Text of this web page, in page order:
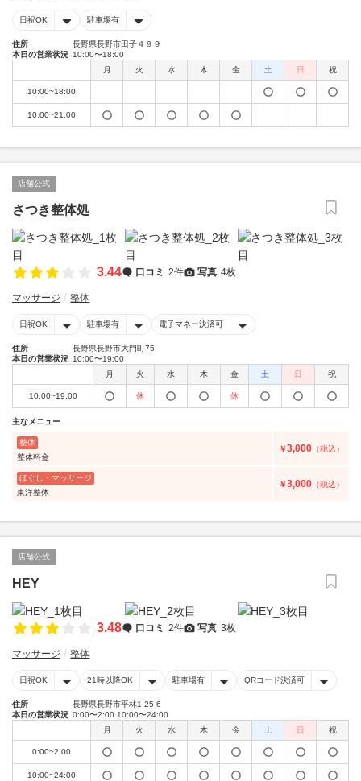
日祝OK 駐車場有
住所
長野県長野市田子４９９
本日の営業状況 10:00〜18:00
月
火 水 木 金 土 日 祝
10:00~18:00
10:00~21:00
店舗公式
さつき整体処
3.44 口コミ 2件 写真 4枚
マッサージ 整体
日祝OK 駐車場有 電子マネー決済可
住所
長野県長野市大門町75
本日の営業状況 10:00〜19:00
月
火 水 木 金 土 日 祝
10:00~19:00 休 休
主なメニュー
整体
整体料金
￥3,000 （税込）
ほぐし・マッサージ
東洋整体
￥3,000 （税込）
店舗公式
HEY
3.48 口コミ 2件 写真 3枚
マッサージ 整体
日祝OK 21時以降OK 駐車場有 QRコード決済可
住所
長野県長野市平林1-25-6
本日の営業状況 0:00〜2:00 10:00〜24:00
月
火 水 木 金 土 日 祝
0:00~2:00
10:00~24:00